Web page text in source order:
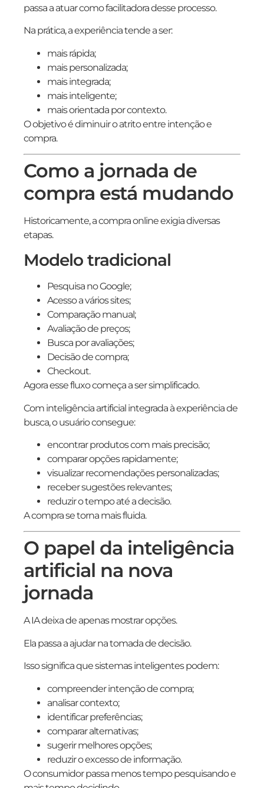
passa a atuar como facilitadora desse processo.
Na prática, a experiência tende a ser:
mais rápida;
mais personalizada;
mais integrada;
mais inteligente;
mais orientada por contexto.
O objetivo é diminuir o atrito entre intenção e
compra.
Como a jornada de
compra está mudando
Historicamente, a compra online exigia diversas
etapas.
Modelo tradicional
Pesquisa no Google;
Acesso a vários sites;
Comparação manual;
Avaliação de preços;
Busca por avaliações;
Decisão de compra;
Checkout.
Agora esse fluxo começa a ser simplificado.
Com inteligência artificial integrada à experiência de
busca, o usuário consegue:
encontrar produtos com mais precisão;
comparar opções rapidamente;
visualizar recomendações personalizadas;
receber sugestões relevantes;
reduzir o tempo até a decisão.
A compra se torna mais fluida.
O papel da inteligência
artificial na nova
jornada
A IA deixa de apenas mostrar opções.
Ela passa a ajudar na tomada de decisão.
Isso significa que sistemas inteligentes podem:
compreender intenção de compra;
analisar contexto;
identificar preferências;
comparar alternativas;
sugerir melhores opções;
reduzir o excesso de informação.
O consumidor passa menos tempo pesquisando e